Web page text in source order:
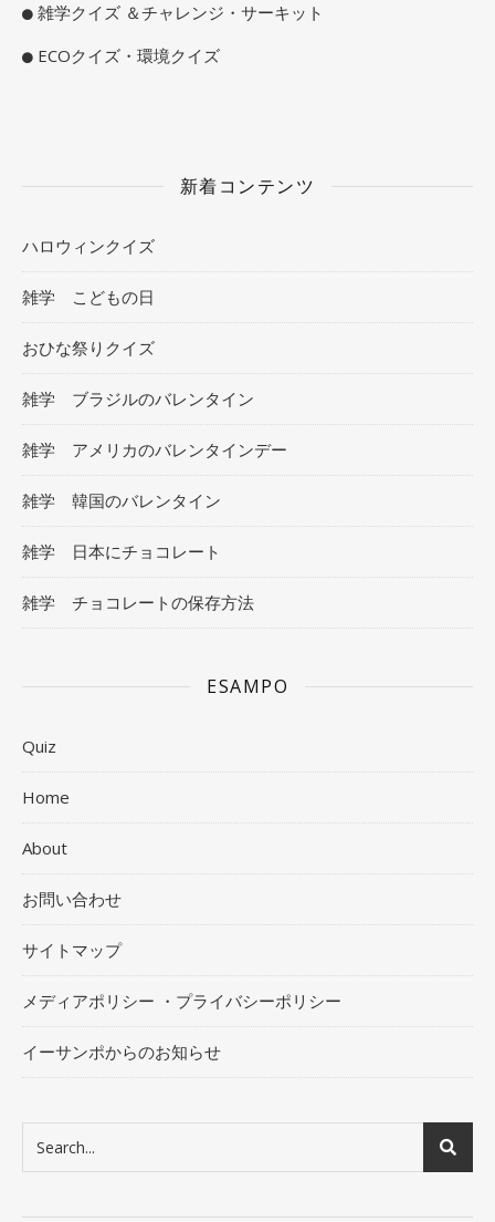
雑学クイズ ＆チャレンジ・サーキット
ECOクイズ・環境クイズ
新着コンテンツ
ハロウィンクイズ
雑学 こどもの日
おひな祭りクイズ
雑学 ブラジルのバレンタイン
雑学 アメリカのバレンタインデー
雑学 韓国のバレンタイン
雑学 日本にチョコレート
雑学 チョコレートの保存方法
ESAMPO
Quiz
Home
About
お問い合わせ
サイトマップ
メディアポリシー ・プライバシーポリシー
イーサンポからのお知らせ